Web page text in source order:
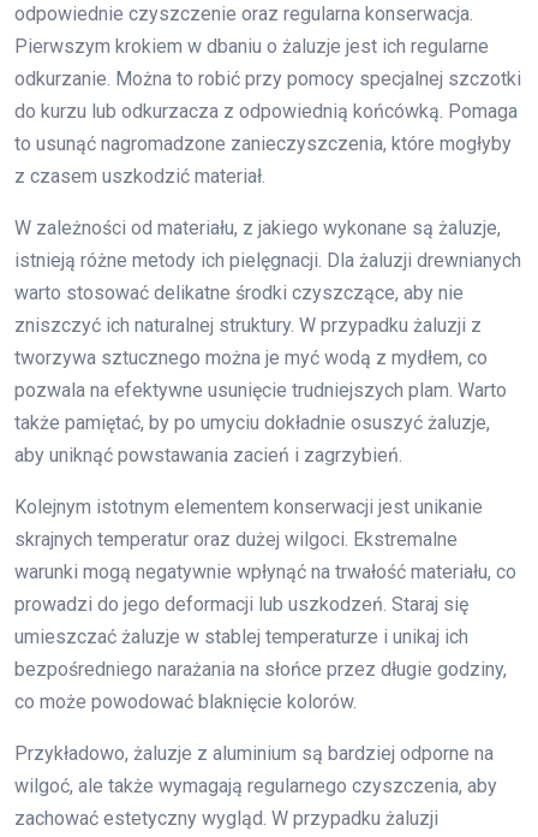
odpowiednie czyszczenie oraz regularna konserwacja.
Pierwszym krokiem w dbaniu o żaluzje jest ich regularne
odkurzanie. Można to robić przy pomocy specjalnej szczotki
do kurzu lub odkurzacza z odpowiednią końcówką. Pomaga
to usunąć nagromadzone zanieczyszczenia, które mogłyby
z czasem uszkodzić materiał.
W zależności od materiału, z jakiego wykonane są żaluzje,
istnieją różne metody ich pielęgnacji. Dla żaluzji drewnianych
warto stosować delikatne środki czyszczące, aby nie
zniszczyć ich naturalnej struktury. W przypadku żaluzji z
tworzywa sztucznego można je myć wodą z mydłem, co
pozwala na efektywne usunięcie trudniejszych plam. Warto
także pamiętać, by po umyciu dokładnie osuszyć żaluzje,
aby uniknąć powstawania zacień i zagrzybień.
Kolejnym istotnym elementem konserwacji jest unikanie
skrajnych temperatur oraz dużej wilgoci. Ekstremalne
warunki mogą negatywnie wpłynąć na trwałość materiału, co
prowadzi do jego deformacji lub uszkodzeń. Staraj się
umieszczać żaluzje w stablej temperaturze i unikaj ich
bezpośredniego narażania na słońce przez długie godziny,
co może powodować blaknięcie kolorów.
Przykładowo, żaluzje z aluminium są bardziej odporne na
wilgoć, ale także wymagają regularnego czyszczenia, aby
zachować estetyczny wygląd. W przypadku żaluzji